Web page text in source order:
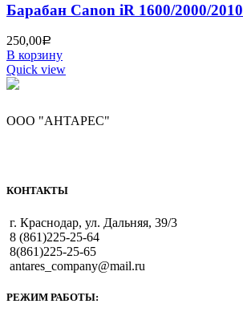
Барабан Canon iR 1600/2000/
250,00Р
В корзину
Quick view
ООО "АНТАРЕС"
КОНТАКТЫ
г. Краснодар, ул. Дальняя, 39/3
8 (861)225-25-64
8(861)225-25-65
antares_company@mail.ru
РЕЖИМ РАБОТЫ: